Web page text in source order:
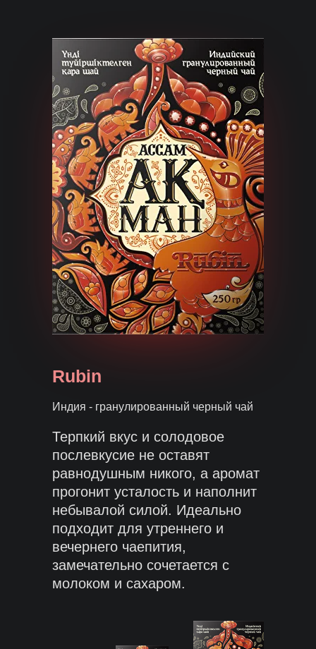
Rubin
Терпкий вкус и солодовое
послевкусие не оставят
равнодушным никого, а аромат
прогонит усталость и наполнит
небывалой силой. Идеально
подходит для утреннего и
вечернего чаепития,
замечательно сочетается с
молоком и сахаром.
Индия - гранулированный черный чай